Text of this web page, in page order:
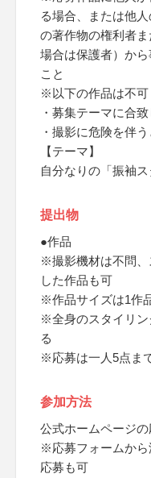
る場合、または他
の著作物の権利者
場合は保護者）か
こと
※以下の作品は不可
・募集テーマに合
・撮影に危険を伴
【テーマ】
自分なりの「振袖ス
提出物
●作品
※撮影機材は不問、
した作品も可
※作品サイズは1作
※全身のスタイリン
る
※応募は一人5点ま
参加方法
公式ホームページ
※応募フォームから
応募も可